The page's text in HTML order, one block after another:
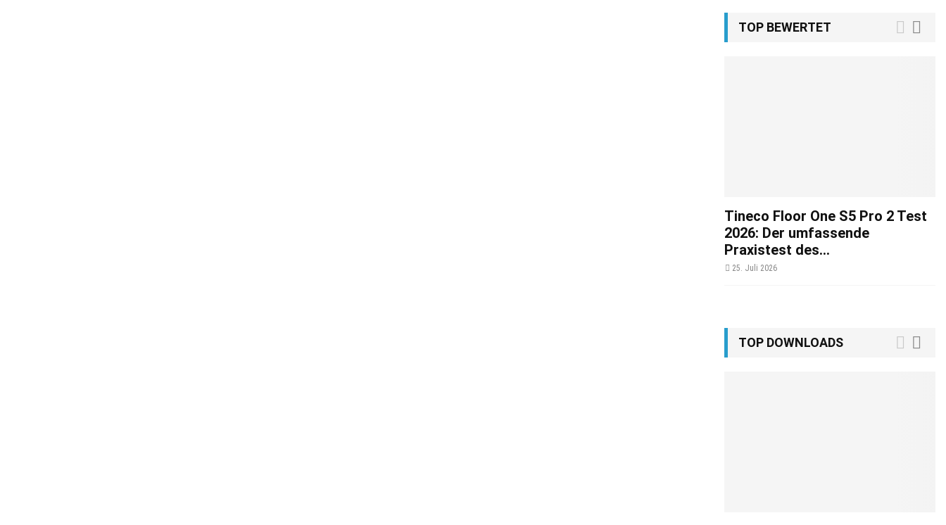
TOP BEWERTET
Tineco Floor One S5 Pro 2 Test
2026: Der umfassende
Praxistest des...
25. Juli 2026
TOP DOWNLOADS